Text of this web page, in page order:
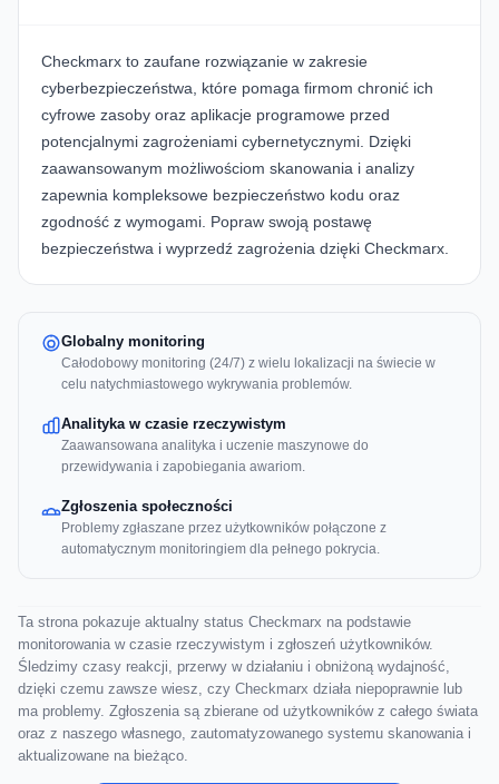
Checkmarx to zaufane rozwiązanie w zakresie
cyberbezpieczeństwa, które pomaga firmom chronić ich
cyfrowe zasoby oraz aplikacje programowe przed
potencjalnymi zagrożeniami cybernetycznymi. Dzięki
zaawansowanym możliwościom skanowania i analizy
zapewnia kompleksowe bezpieczeństwo kodu oraz
zgodność z wymogami. Popraw swoją postawę
bezpieczeństwa i wyprzedź zagrożenia dzięki Checkmarx.
Globalny monitoring
Całodobowy monitoring (24/7) z wielu lokalizacji na świecie w
celu natychmiastowego wykrywania problemów.
Analityka w czasie rzeczywistym
Zaawansowana analityka i uczenie maszynowe do
przewidywania i zapobiegania awariom.
Zgłoszenia społeczności
Problemy zgłaszane przez użytkowników połączone z
automatycznym monitoringiem dla pełnego pokrycia.
Ta strona pokazuje aktualny status Checkmarx na podstawie
monitorowania w czasie rzeczywistym i zgłoszeń użytkowników.
Śledzimy czasy reakcji, przerwy w działaniu i obniżoną wydajność,
dzięki czemu zawsze wiesz, czy Checkmarx działa niepoprawnie lub
ma problemy. Zgłoszenia są zbierane od użytkowników z całego świata
oraz z naszego własnego, zautomatyzowanego systemu skanowania i
aktualizowane na bieżąco.